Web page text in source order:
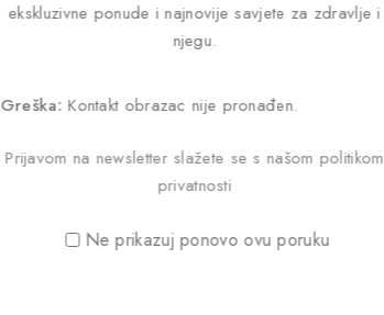
ekskluzivne ponude i najnovije savjete za zdravlje i
njegu.
Greška: Kontakt obrazac nije pronađen.
Prijavom na newsletter slažete se s našom politikom
privatnosti
Ne prikazuj ponovo ovu poruku